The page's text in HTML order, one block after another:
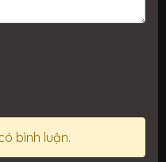
bình luận.